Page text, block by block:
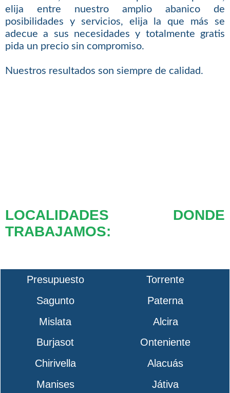
elija entre nuestro amplio abanico de
posibilidades y servicios, elija la que más se
adecue a sus necesidades y totalmente gratis
pida un precio sin compromiso.
Nuestros resultados son siempre de calidad.
LOCALIDADES DONDE
TRABAJAMOS:
Presupuesto
Torrente
Sagunto
Paterna
Mislata
Alcira
Burjasot
Onteniente
Chirivella
Alacuás
Manises
Játiva